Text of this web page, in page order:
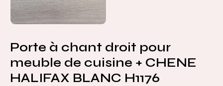
Porte à chant droit pour
meuble de cuisine + CHENE
HALIFAX BLANC H1176